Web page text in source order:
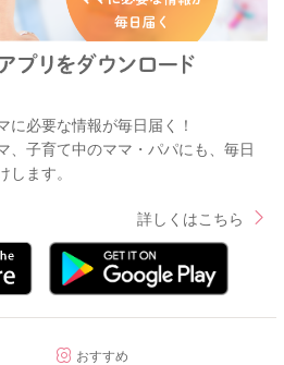
に必要な情報が毎日届く！
、子育て中のママ・パパにも、毎日
します。
詳しくはこちら
おすすめ